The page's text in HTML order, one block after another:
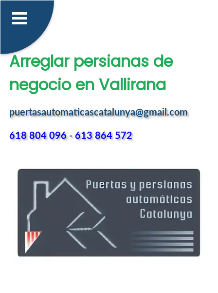
Arreglar persianas de
negocio en Vallirana
puertasautomaticascatalunya@gmail.com
618 804 096 -613 864 572